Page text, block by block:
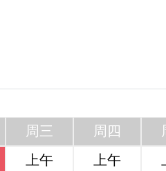
周三 周四
上午 上午